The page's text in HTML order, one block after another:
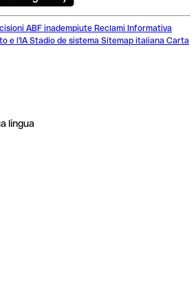
ABF inadempiute Reclami Informativa
e l'IA Stadio de sistema Sitemap italiana Carta
lingua